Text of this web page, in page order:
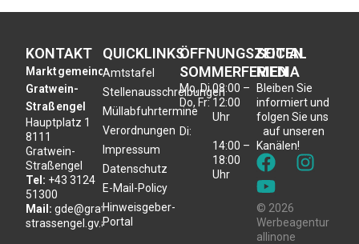
KONTAKT
Marktgemeinde
Gratwein-
Straßengel
Hauptplatz 1
8111
Gratwein-
Straßengel
Tel: +43 3124
51300
Mail: gde@gratwein-
strassengel.gv.at
QUICKLINKS
Amtstafel
Stellenausschreibungen
Müllabfuhrtermine
Verordnungen
Impressum
Datenschutz
E-Mail-Policy
Hinweisgeber-
Portal
ÖFFNUNGSZEITEN
SOMMERFERIEN
Mo, Di,
Do, Fr:
Di:
08:00 –
12:00
Uhr
14:00 –
18:00
Uhr
SOCIAL
MEDIA
Bleiben Sie
informiert und
folgen Sie uns
auf unseren
Kanälen!
© 2026
Werbeagentur
allinone